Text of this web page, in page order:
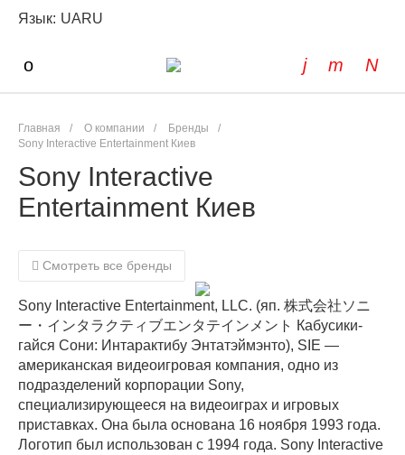
Язык: UARU
Главная / О компании / Бренды
/
Sony Interactive Entertainment Киев
Sony Interactive
Entertainment Киев
Смотреть все бренды
Sony Interactive Entertainment, LLC. (яп. 株式会社ソニ
ー・インタラクティブエンタテインメント Кабусики-
гайся Сони: Интарактибу Энтатэймэнто), SIE —
американская видеоигровая компания, одно из
подразделений корпорации Sony,
специализирующееся на видеоиграх и игровых
приставках. Она была основана 16 ноября 1993 года.
Логотип был использован с 1994 года. Sony Interactive